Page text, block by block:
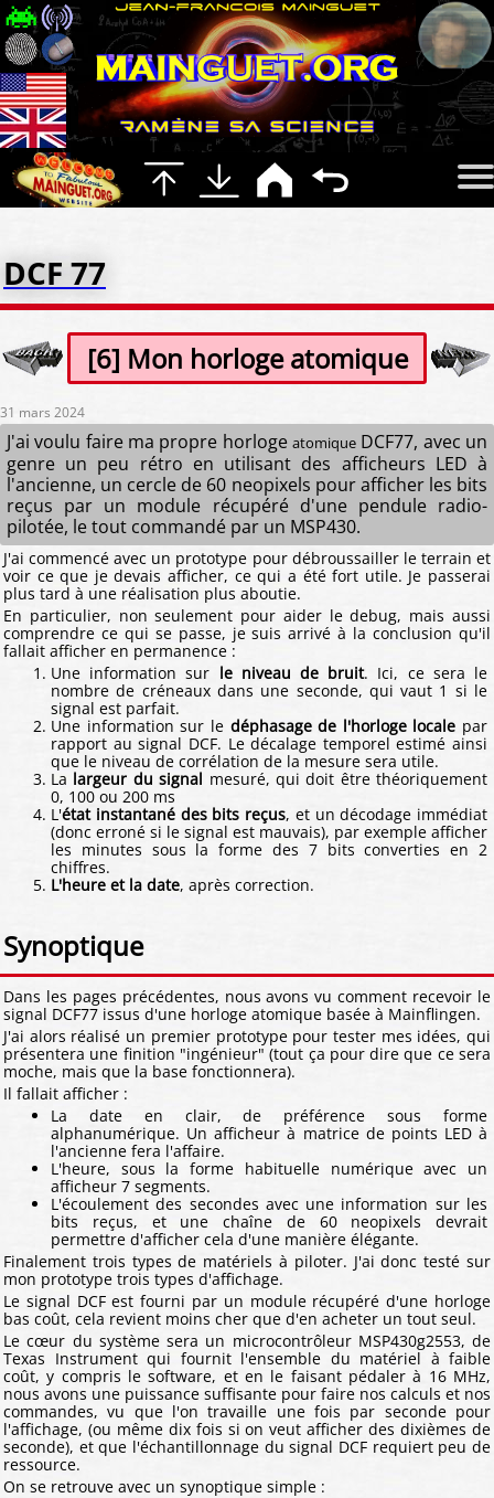
DCF 77
[6] Mon horloge atomique
31 mars 2024
J'ai voulu faire ma propre horloge atomique DCF77, avec un
genre un peu rétro en utilisant des afficheurs LED à
l'ancienne, un cercle de 60 neopixels pour afficher les bits
reçus par un module récupéré d'une pendule radio-
pilotée, le tout commandé par un MSP430.
J'ai commencé avec un prototype pour débroussailler le terrain et
voir ce que je devais afficher, ce qui a été fort utile. Je passerai
plus tard à une réalisation plus aboutie.
En particulier, non seulement pour aider le debug, mais aussi
comprendre ce qui se passe, je suis arrivé à la conclusion qu'il
fallait afficher en permanence :
Une information sur le niveau de bruit. Ici, ce sera le
nombre de créneaux dans une seconde, qui vaut 1 si le
signal est parfait.
Une information sur le déphasage de l'horloge locale par
rapport au signal DCF. Le décalage temporel estimé ainsi
que le niveau de corrélation de la mesure sera utile.
La largeur du signal mesuré, qui doit être théoriquement
0, 100 ou 200 ms
L'état instantané des bits reçus, et un décodage immédiat
(donc erroné si le signal est mauvais), par exemple afficher
les minutes sous la forme des 7 bits converties en 2
chiffres.
L'heure et la date, après correction.
Synoptique
Dans les pages précédentes, nous avons vu comment recevoir le
signal DCF77 issus d'une horloge atomique basée à Mainflingen.
J'ai alors réalisé un premier prototype pour tester mes idées, qui
présentera une finition "ingénieur" (tout ça pour dire que ce sera
moche, mais que la base fonctionnera).
Il fallait afficher :
La date en clair, de préférence sous forme
alphanumérique. Un afficheur à matrice de points LED à
l'ancienne fera l'affaire.
L'heure, sous la forme habituelle numérique avec un
afficheur 7 segments.
L'écoulement des secondes avec une information sur les
bits reçus, et une chaîne de 60 neopixels devrait
permettre d'afficher cela d'une manière élégante.
Finalement trois types de matériels à piloter. J'ai donc testé sur
mon prototype trois types d'affichage.
Le signal DCF est fourni par un module récupéré d'une horloge
bas coût, cela revient moins cher que d'en acheter un tout seul.
Le cœur du système sera un microcontrôleur MSP430g2553, de
Texas Instrument qui fournit l'ensemble du matériel à faible
coût, y compris le software, et en le faisant pédaler à 16 MHz,
nous avons une puissance suffisante pour faire nos calculs et nos
commandes, vu que l'on travaille une fois par seconde pour
l'affichage, (ou même dix fois si on veut afficher des dixièmes de
seconde), et que l'échantillonnage du signal DCF requiert peu de
ressource.
On se retrouve avec un synoptique simple :